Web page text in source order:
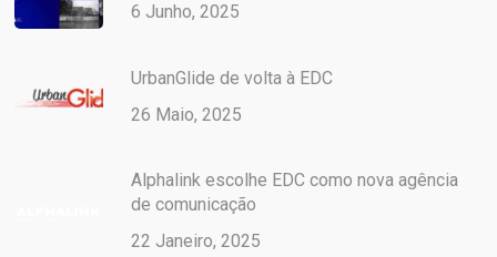
6 Junho, 2025
UrbanGlide de volta à EDC
26 Maio, 2025
Alphalink escolhe EDC como nova agência
de comunicação
22 Janeiro, 2025